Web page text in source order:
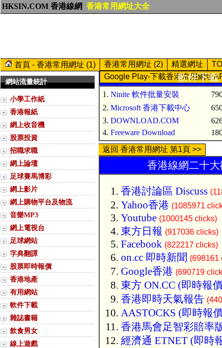
HKSIN.COM 香港線網 香港常用網址大全
首頁 - 香港常用網址 (1) 香港常用網址 (2) 精選網址
Google Play-下載香港常用網址
網站流量統計
小學工作紙
香港報紙
網上收音機
股票投資
招職求職
網上論壇
足球賽馬博彩
網上影片
網上購物平台及物流
音樂MP3
網上電視台
足球網站
字典翻譯
股票即時報價
香港地產
有用網站
軟件下載
雜誌書籍
飲食男女
線上遊戲
軟件下載
1. Ninite 軟件批量安裝
2. Microsoft 香港下載中心
3. DOWNLOAD.COM
4. Freeware Download
返回 香港常用網址 第1頁 >>
香港線網二十
香港討論區 Discuss
Yahoo香港 (1085971
Youtube (1000145 clicks)
東方日報 (917036 clicks)
Facebook (822217 clicks)
on.cc 即時新聞 (698161
Google香港 (690719
東方 ON.CC (即時報
香港即時天氣報告
AASTOCKS (即時報
香港馬會足智彩賠率
經濟通 ETNET (即時